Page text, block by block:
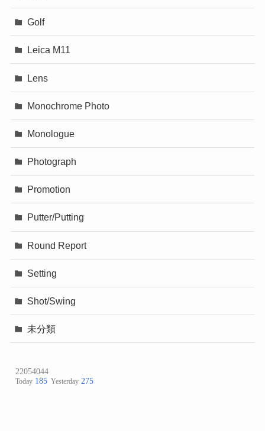
Golf
Leica M11
Lens
Monochrome Photo
Monologue
Photograph
Promotion
Putter/Putting
Round Report
Setting
Shot/Swing
未分類